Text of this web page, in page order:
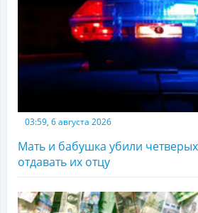
03:59, 6 августа 2026
Мать и бабушка убили
отдавать их отцу